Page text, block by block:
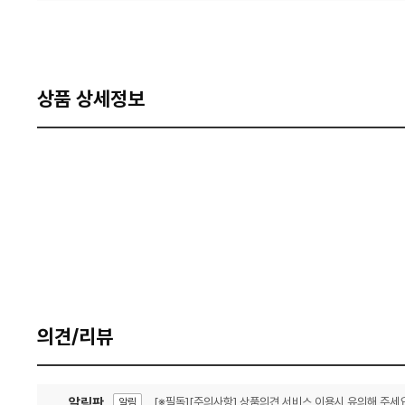
상품 상세정보
의견/리뷰
알림 [※필독][주의사항] 상품의견 서비스 이용시 유의해 주세